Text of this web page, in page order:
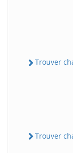
Trouver
Trouver